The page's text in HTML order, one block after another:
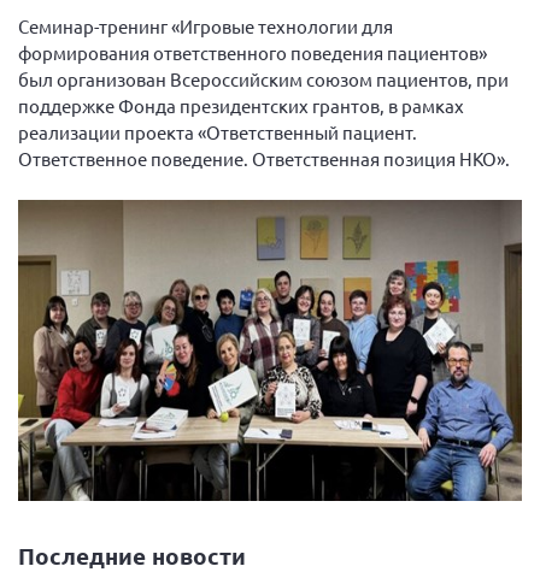
Конференция ОООИБРС 2022
Конференция ОООИБРС 2021
Конференция ВСЭ 2021
Конференция ОООИБРС 2020
Документы съездов
Первый съезд
Второй съезд
Третий съезд
Четвертый съезд
Пятый съезд
Шестой съезд
ОФ «Фонд содействия больным рассеянным
склерозом»
Новости: Казахстан
Семинар-тренинг «Игровые технологии для
формирования ответственного поведения пациентов»
был организован Всероссийским союзом пациентов, при
поддержке Фонда президентских грантов, в рамках
реализации проекта «Ответственный пациент.
Ответственное поведение. Ответственная позиция НКО».
Последние новости